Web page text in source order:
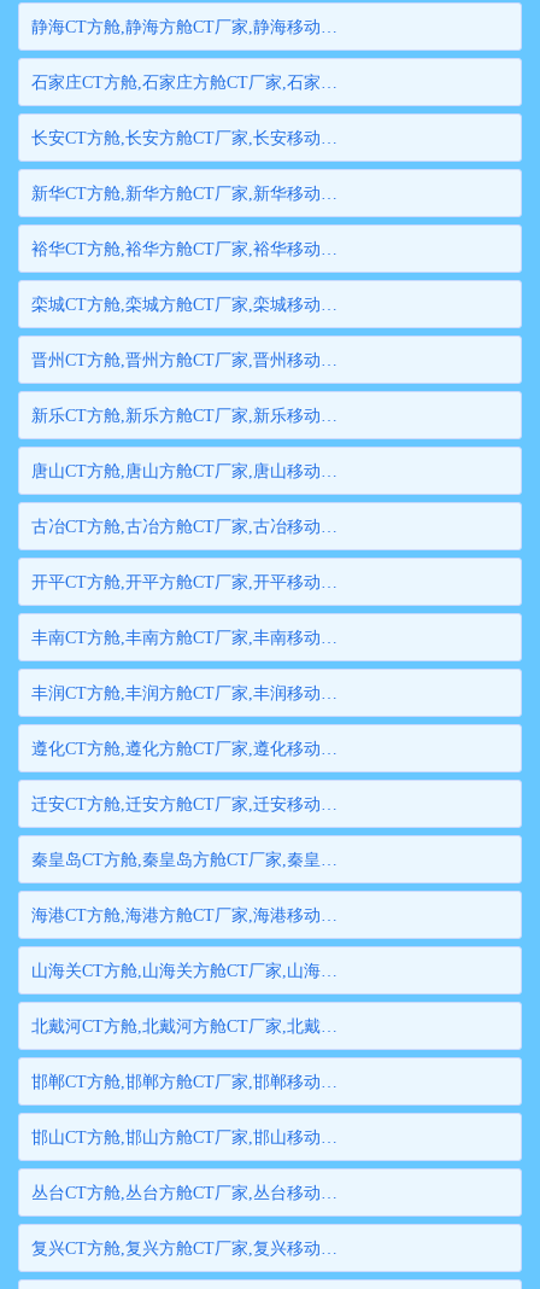
静海CT方舱,静海方舱CT厂家,静海移动方舱CT,静海医用CT方舱,静海方舱式CT,静海方舱CT
石家庄CT方舱,石家庄方舱CT厂家,石家庄移动方舱CT,石家庄医用CT方舱,石家庄方舱式CT,石家庄方舱CT
长安CT方舱,长安方舱CT厂家,长安移动方舱CT,长安医用CT方舱,长安方舱式CT,长安方舱CT
新华CT方舱,新华方舱CT厂家,新华移动方舱CT,新华医用CT方舱,新华方舱式CT,新华方舱CT
裕华CT方舱,裕华方舱CT厂家,裕华移动方舱CT,裕华医用CT方舱,裕华方舱式CT,裕华方舱CT
栾城CT方舱,栾城方舱CT厂家,栾城移动方舱CT,栾城医用CT方舱,栾城方舱式CT,栾城方舱CT
晋州CT方舱,晋州方舱CT厂家,晋州移动方舱CT,晋州医用CT方舱,晋州方舱式CT,晋州方舱CT
新乐CT方舱,新乐方舱CT厂家,新乐移动方舱CT,新乐医用CT方舱,新乐方舱式CT,新乐方舱CT
唐山CT方舱,唐山方舱CT厂家,唐山移动方舱CT,唐山医用CT方舱,唐山方舱式CT,唐山方舱CT
古冶CT方舱,古冶方舱CT厂家,古冶移动方舱CT,古冶医用CT方舱,古冶方舱式CT,古冶方舱CT
开平CT方舱,开平方舱CT厂家,开平移动方舱CT,开平医用CT方舱,开平方舱式CT,开平方舱CT
丰南CT方舱,丰南方舱CT厂家,丰南移动方舱CT,丰南医用CT方舱,丰南方舱式CT,丰南方舱CT
丰润CT方舱,丰润方舱CT厂家,丰润移动方舱CT,丰润医用CT方舱,丰润方舱式CT,丰润方舱CT
遵化CT方舱,遵化方舱CT厂家,遵化移动方舱CT,遵化医用CT方舱,遵化方舱式CT,遵化方舱CT
迁安CT方舱,迁安方舱CT厂家,迁安移动方舱CT,迁安医用CT方舱,迁安方舱式CT,迁安方舱CT
秦皇岛CT方舱,秦皇岛方舱CT厂家,秦皇岛移动方舱CT,秦皇岛医用CT方舱,秦皇岛方舱式CT,秦皇岛方舱CT
海港CT方舱,海港方舱CT厂家,海港移动方舱CT,海港医用CT方舱,海港方舱式CT,海港方舱CT
山海关CT方舱,山海关方舱CT厂家,山海关移动方舱CT,山海关医用CT方舱,山海关方舱式CT,山海关方舱CT
北戴河CT方舱,北戴河方舱CT厂家,北戴河移动方舱CT,北戴河医用CT方舱,北戴河方舱式CT,北戴河方舱CT
邯郸CT方舱,邯郸方舱CT厂家,邯郸移动方舱CT,邯郸医用CT方舱,邯郸方舱式CT,邯郸方舱CT
邯山CT方舱,邯山方舱CT厂家,邯山移动方舱CT,邯山医用CT方舱,邯山方舱式CT,邯山方舱CT
丛台CT方舱,丛台方舱CT厂家,丛台移动方舱CT,丛台医用CT方舱,丛台方舱式CT,丛台方舱CT
复兴CT方舱,复兴方舱CT厂家,复兴移动方舱CT,复兴医用CT方舱,复兴方舱式CT,复兴方舱CT